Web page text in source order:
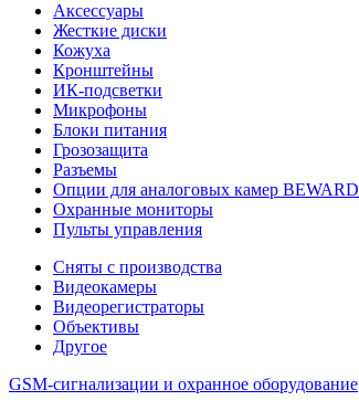
Аксессуары
Жесткие диски
Кожуха
Кронштейны
ИК-подсветки
Микрофоны
Блоки питания
Грозозащита
Разъемы
Опции для аналоговых камер BEWARD
Охранные мониторы
Пульты управления
Сняты с производства
Видеокамеры
Видеорегистраторы
Объективы
Другое
GSM-сигнализации и охранное оборудование